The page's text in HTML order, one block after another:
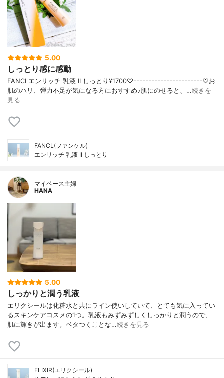
5.00
しっとり感に感動
FANCLエンリッチ 乳液 II しっとり¥1700♡-----------------------♡お
肌のハリ、弾力不足が気になる方におすすめ♪肌にのせると、…続きを
見る
FANCL(ファンケル)
エンリッチ 乳液 II しっとり
マイペース主婦
HANA
5.00
しっかりと潤う乳液
エリクシールは化粧水と共にライン使いしていて、とても気に入ってい
るスキンケアコスメの1つ。乳液もみずみずしくしっかりと潤うので、
肌に輝きが出ます。ベタつくことな…続きを見る
ELIXIR(エリクシール)